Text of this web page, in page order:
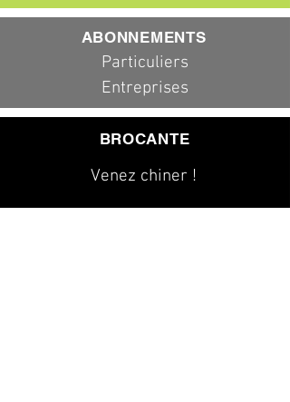
ABONNEMENTS
Particuliers
Entreprises
BROCANTE
Venez chiner !